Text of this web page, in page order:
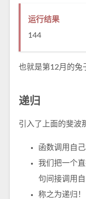
运行结果
144
也就是第12月的兔
递归
引入了上面的斐波
函数调用自
我们把一个
句间接调用
称之为递归！